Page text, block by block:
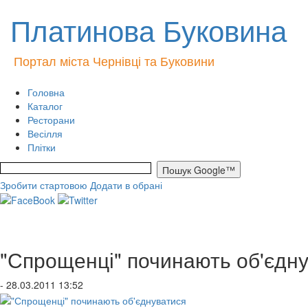
Платинова Буковина
Портал міста Чернівці та Буковини
Головна
Каталог
Ресторани
Весілля
Плітки
Зробити стартовою Додати в обрані
"Спрощенці" починають
- 28.03.2011 13:52